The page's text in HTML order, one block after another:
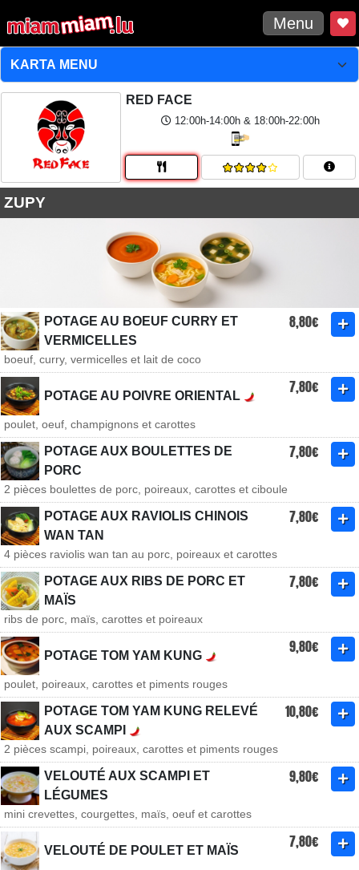
Menu
RED FACE
12:00h-14:00h & 18:00h-22:00h
ZUPY
POTAGE AU BOEUF CURRY ET
VERMICELLES
8,80€
boeuf, curry, vermicelles et lait de coco
POTAGE AU POIVRE ORIENTAL 7,80€
poulet, oeuf, champignons et carottes
POTAGE AUX BOULETTES DE
PORC
7,80€
2 pièces boulettes de porc, poireaux, carottes et ciboule
POTAGE AUX RAVIOLIS CHINOIS
WAN TAN
7,80€
4 pièces raviolis wan tan au porc, poireaux et carottes
POTAGE AUX RIBS DE PORC ET
MAÏS
7,80€
ribs de porc, maïs, carottes et poireaux
POTAGE TOM YAM KUNG 9,80€
poulet, poireaux, carottes et piments rouges
POTAGE TOM YAM KUNG RELEVÉ
AUX SCAMPI
10,80€
2 pièces scampi, poireaux, carottes et piments rouges
VELOUTÉ AUX SCAMPI ET
LÉGUMES
9,80€
mini crevettes, courgettes, maïs, oeuf et carottes
VELOUTÉ DE POULET ET MAÏS 7,80€